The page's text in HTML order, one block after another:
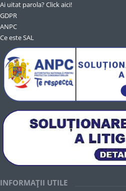
Ai uitat parola? Click aici!
GDPR
ANPC
Ce este SAL
INFORMAȚII UTILE